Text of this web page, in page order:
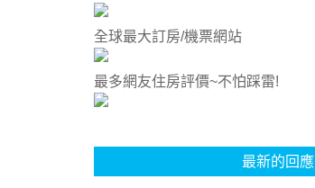
全球最大訂房/機票網站
最多網友住房評價~不怕踩雷!
最新的回應